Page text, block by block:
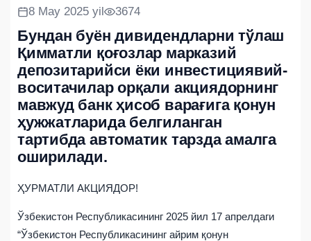
8 May 2025 yil 3674
Бундан буён дивидендларни тўлаш
Қимматли қоғозлар марказий
депозитарийси ёки инвестициявий-
воситачилар орқали акциядорнинг
мавжуд банк ҳисоб варағига қонун
ҳужжатларида белгиланган
тартибда автоматик тарзда амалга
оширилади.
ҲУРМАТЛИ АКЦИЯДОР!
Ўзбекистон Республикасининг 2025 йил 17 апрелдаги
“Ўзбекистон Республикасининг айрим қонун